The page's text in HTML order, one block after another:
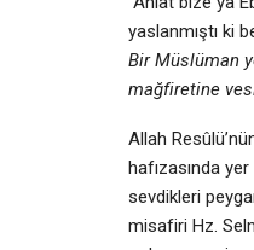
yaslanmıştı ki
Bir Müslüman
mağfiretine
Allah
hafızasında
sevdikleri
misafiri Hz.